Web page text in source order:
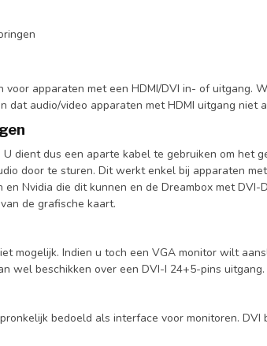
apparaten met een HDMI/DVI in- of
dat audio/video apparaten met HDMI uitgang niet
dient dus een aparte kabel te gebruiken om het
door te sturen. Dit werkt enkel bij apparaten
Nvidia die dit kunnen en de Dreambox met
de grafische kaart.
mogelijk. Indien u toch een VGA monitor wilt
wel beschikken over een DVI-I 24+5-pins uitgang.
bedoeld als interface voor monitoren.